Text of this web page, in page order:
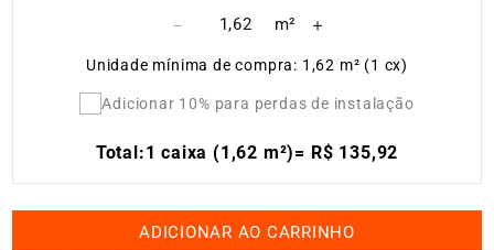
－ ＋
Unidade mínima de compra: 1,62 m² (1 cx)
Adicionar 10% para perdas de instalação
Total:1 caixa (1,62 m²)= R$ 135,92
ADICIONAR AO CARRINHO